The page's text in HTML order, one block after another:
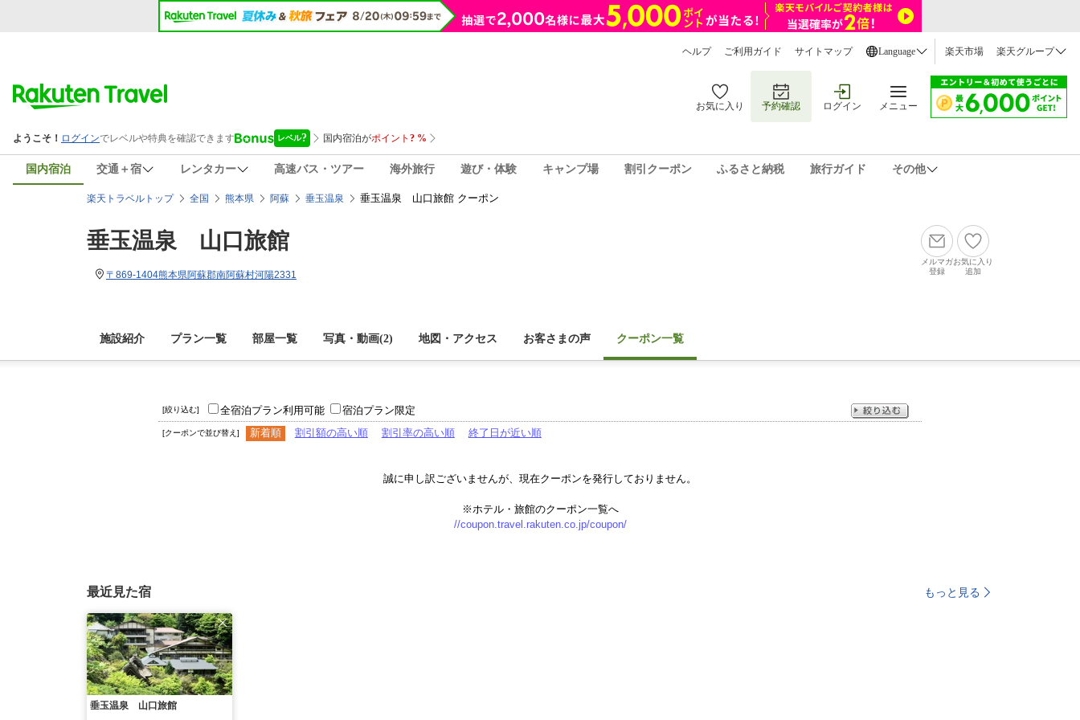
ヘルプ ご利用ガイド サイトマップ Language 楽天市場 楽天グループ
お気に入り 予約確認 ログイン メニュー
国内宿泊 交通＋宿 レンタカー 高速バス・ツアー 海外旅行 遊び・体験 キャンプ場 割引クーポン ふるさと納税 旅行ガイド その他
楽天トラベルトップ 全国 熊本県 阿蘇 垂玉温泉 垂玉温泉 山口旅館 クーポン
垂玉温泉 山口旅館
〒869-1404熊本県阿蘇郡南阿蘇村河陽2331
メルマガ
登録
お気に入り
追加
施設紹介 プラン一覧 部屋一覧 写真・動画(2) 地図・アクセス お客さまの声 クーポン一覧
[絞り込む] 全宿泊プラン利用可能 宿泊プラン限定
[クーポンで並び替え] 新着順 割引額の高い順 割引率の高い順 終了日が近い順
誠に申し訳ございませんが、現在クーポンを発行しておりません。
※ホテル・旅館のクーポン一覧へ
//coupon.travel.rakuten.co.jp/coupon/
最近見た宿 もっと見る
垂玉温泉 山口旅館